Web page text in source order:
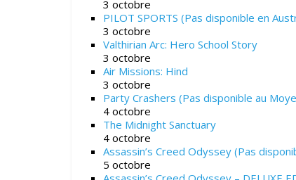
3 octobre
PILOT SPORTS (Pas disponible en
3 octobre
Valthirian Arc: Hero School Story
3 octobre
Air Missions: Hind
3 octobre
Party Crashers (Pas disponible au
4 octobre
The Midnight Sanctuary
4 octobre
Assassin’s Creed Odyssey (Pas
5 octobre